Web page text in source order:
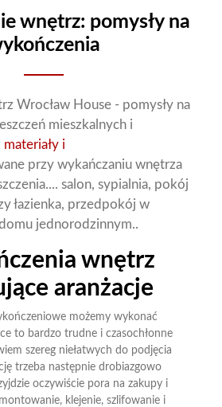
wnętrz: pomysły na
Wrocław House - pomysły na
mieszkalnych i
materiały i
przy wykańczaniu wnętrza
salon, sypialnia, pokój
łazienka, przedpokój w
jednorodzinnym..
wnętrz
aranżacje
możemy wykonać
to bardzo trudne i czasochłonne
szereg niełatwych do podjęcia
trzeba następnie drobiazgowo
oczywiście pora na zakupy i
klejenie, szlifowanie i